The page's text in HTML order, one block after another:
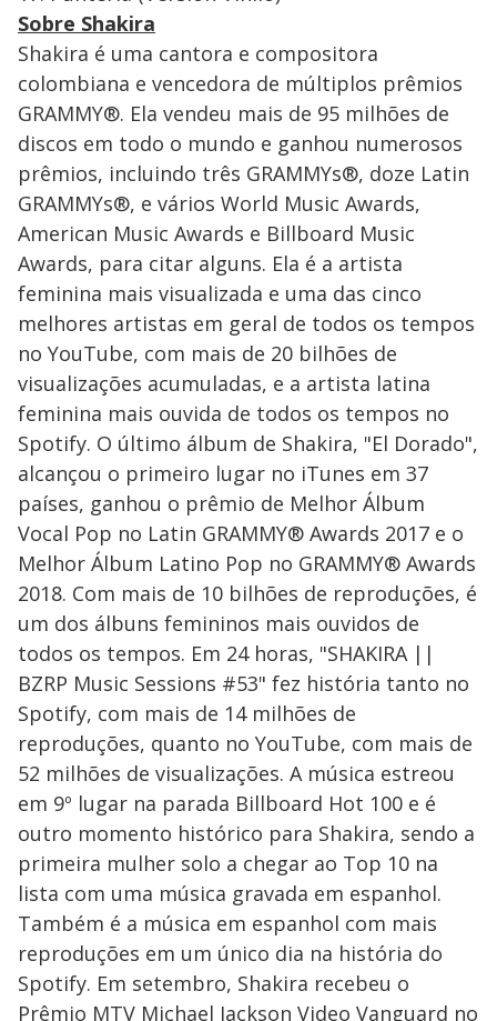
Sobre Shakira
Shakira é uma cantora e compositora
colombiana e vencedora de múltiplos prêmios
GRAMMY®. Ela vendeu mais de 95 milhões de
discos em todo o mundo e ganhou numerosos
prêmios, incluindo três GRAMMYs®, doze Latin
GRAMMYs®, e vários World Music Awards,
American Music Awards e Billboard Music
Awards, para citar alguns. Ela é a artista
feminina mais visualizada e uma das cinco
melhores artistas em geral de todos os tempos
no YouTube, com mais de 20 bilhões de
visualizações acumuladas, e a artista latina
feminina mais ouvida de todos os tempos no
Spotify. O último álbum de Shakira, "El Dorado",
alcançou o primeiro lugar no iTunes em 37
países, ganhou o prêmio de Melhor Álbum
Vocal Pop no Latin GRAMMY® Awards 2017 e o
Melhor Álbum Latino Pop no GRAMMY® Awards
2018. Com mais de 10 bilhões de reproduções, é
um dos álbuns femininos mais ouvidos de
todos os tempos. Em 24 horas, "SHAKIRA ||
BZRP Music Sessions #53" fez história tanto no
Spotify, com mais de 14 milhões de
reproduções, quanto no YouTube, com mais de
52 milhões de visualizações. A música estreou
em 9º lugar na parada Billboard Hot 100 e é
outro momento histórico para Shakira, sendo a
primeira mulher solo a chegar ao Top 10 na
lista com uma música gravada em espanhol.
Também é a música em espanhol com mais
reproduções em um único dia na história do
Spotify. Em setembro, Shakira recebeu o
Prêmio MTV Michael Jackson Video Vanguard no